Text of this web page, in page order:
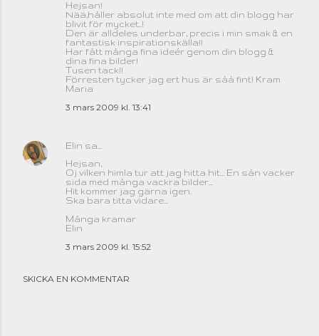
Hejsan!
Nää,håller absolut inte med om att din blogg har
blivit för mycket..!
Den är alldeles underbar, precis i min smak & en
fantastisk inspirationskälla!!
Har fått många fina ideér genom din blogg &
dina fina bilder!
Tusen tack!!
Förresten tycker jag ert hus är såå fint! Kram
Maria
3 mars 2009 kl. 13:41
Elin sa…
Hejsan,
Oj vilken himla tur att jag hitta hit... En sån vacker
sida med många vackra bilder...
Hit kommer jag gärna igen.
Ska bara titta vidare...
Många kramar
Elin
3 mars 2009 kl. 15:52
SKICKA EN KOMMENTAR